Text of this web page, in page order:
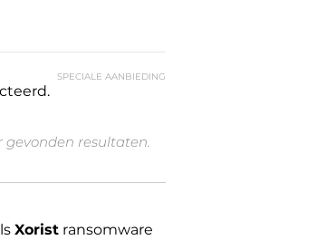
SPECIALE AANBIEDING
resultaten.
Xorist ransomware